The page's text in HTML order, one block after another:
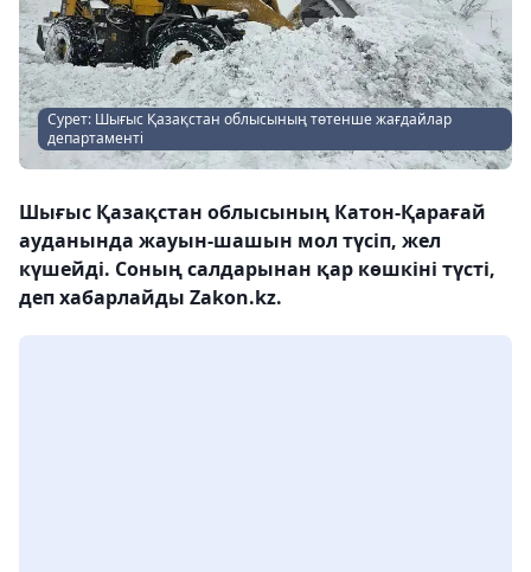
Сурет: Шығыс Қазақстан облысының төтенше жағдайлар
департаменті
Шығыс Қазақстан облысының Катон-Қарағай
ауданында жауын-шашын мол түсіп, жел
күшейді. Соның салдарынан қар көшкіні түсті,
деп хабарлайды Zakon.kz.